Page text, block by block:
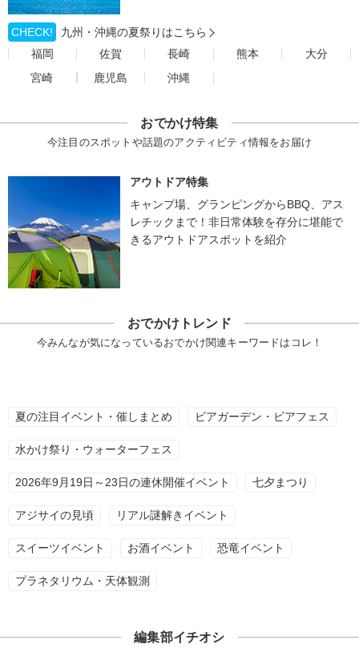
CHECK!
九州・沖縄の夏祭りはこちら
福岡
佐賀 長崎 熊本
大分
宮崎
鹿児島 沖縄
おでかけ特集
今注目のスポットや話題のアクティビティ情報をお届け
アウトドア特集
キャンプ場、グランピングからBBQ、アス
レチックまで！非日常体験を存分に堪能で
きるアウトドアスポットを紹介
おでかけトレンド
今みんなが気になっているおでかけ関連キーワードはコレ！
夏の注目イベント・催しまとめ ビアガーデン・ビアフェス
水かけ祭り・ウォーターフェス
2026年9月19日～23日の連休開催イベント 七夕まつり
アジサイの見頃 リアル謎解きイベント
スイーツイベント お酒イベント 恐竜イベント
プラネタリウム・天体観測
編集部イチオシ